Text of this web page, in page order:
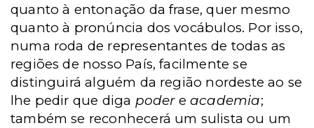
quanto à entonação da frase, quer mesmo
quanto à pronúncia dos vocábulos. Por isso,
numa roda de representantes de todas as
regiões de nosso País, facilmente se
distinguirá alguém da região nordeste ao se
lhe pedir que diga poder eacademia;
também se reconhecerá um sulista ou um